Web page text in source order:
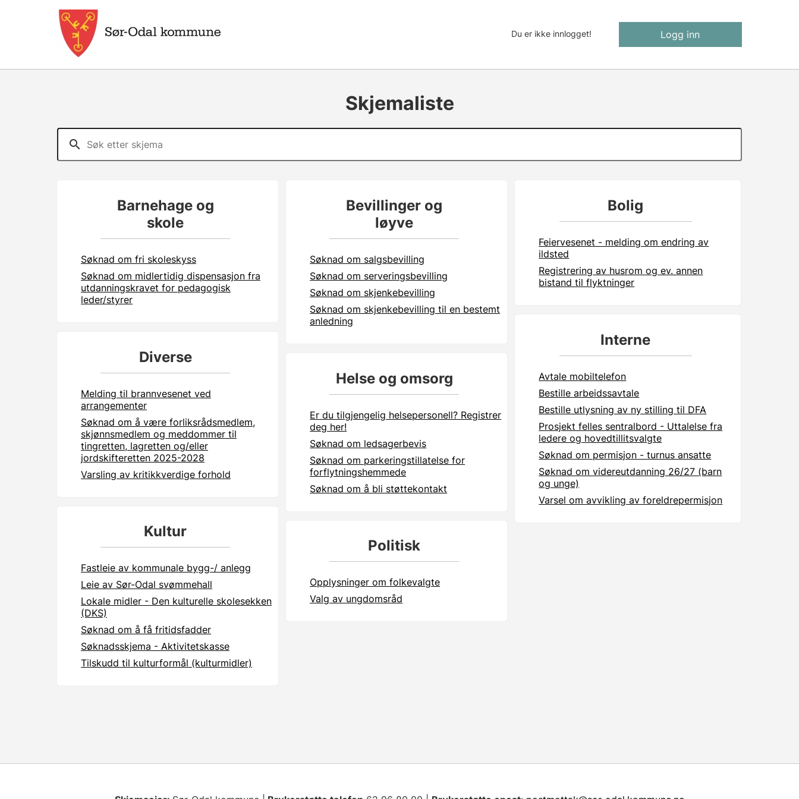
Du er ikke innlogget! Logg inn
Skjemaliste
Barnehage og
skole
Søknad om fri skoleskyss
Søknad om midlertidig dispensasjon fra
utdanningskravet for pedagogisk
leder/styrer
Diverse
Melding til brannvesenet ved
arrangementer
Søknad om å være forliksrådsmedlem,
skjønnsmedlem og meddommer til
tingretten, lagretten og/eller
jordskifteretten 2025-2028
Varsling av kritikkverdige forhold
Kultur
Fastleie av kommunale bygg-/ anlegg
Leie av Sør-Odal svømmehall
Lokale midler - Den kulturelle skolesekken
(DKS)
Søknad om å få fritidsfadder
Søknadsskjema - Aktivitetskasse
Tilskudd til kulturformål (kulturmidler)
Bevillinger og
løyve
Søknad om salgsbevilling
Søknad om serveringsbevilling
Søknad om skjenkebevilling
Søknad om skjenkebevilling til en bestemt
anledning
Helse og omsorg
Er du tilgjengelig helsepersonell? Registrer
deg her!
Søknad om ledsagerbevis
Søknad om parkeringstillatelse for
forflytningshemmede
Søknad om å bli støttekontakt
Politisk
Opplysninger om folkevalgte
Valg av ungdomsråd
Bolig
Feiervesenet - melding om endring av
ildsted
Registrering av husrom og ev. annen
bistand til flyktninger
Interne
Avtale mobiltelefon
Bestille arbeidssavtale
Bestille utlysning av ny stilling til DFA
Prosjekt felles sentralbord - Uttalelse fra
ledere og hovedtillitsvalgte
Søknad om permisjon - turnus ansatte
Søknad om videreutdanning 26/27 (barn
og unge)
Varsel om avvikling av foreldrepermisjon